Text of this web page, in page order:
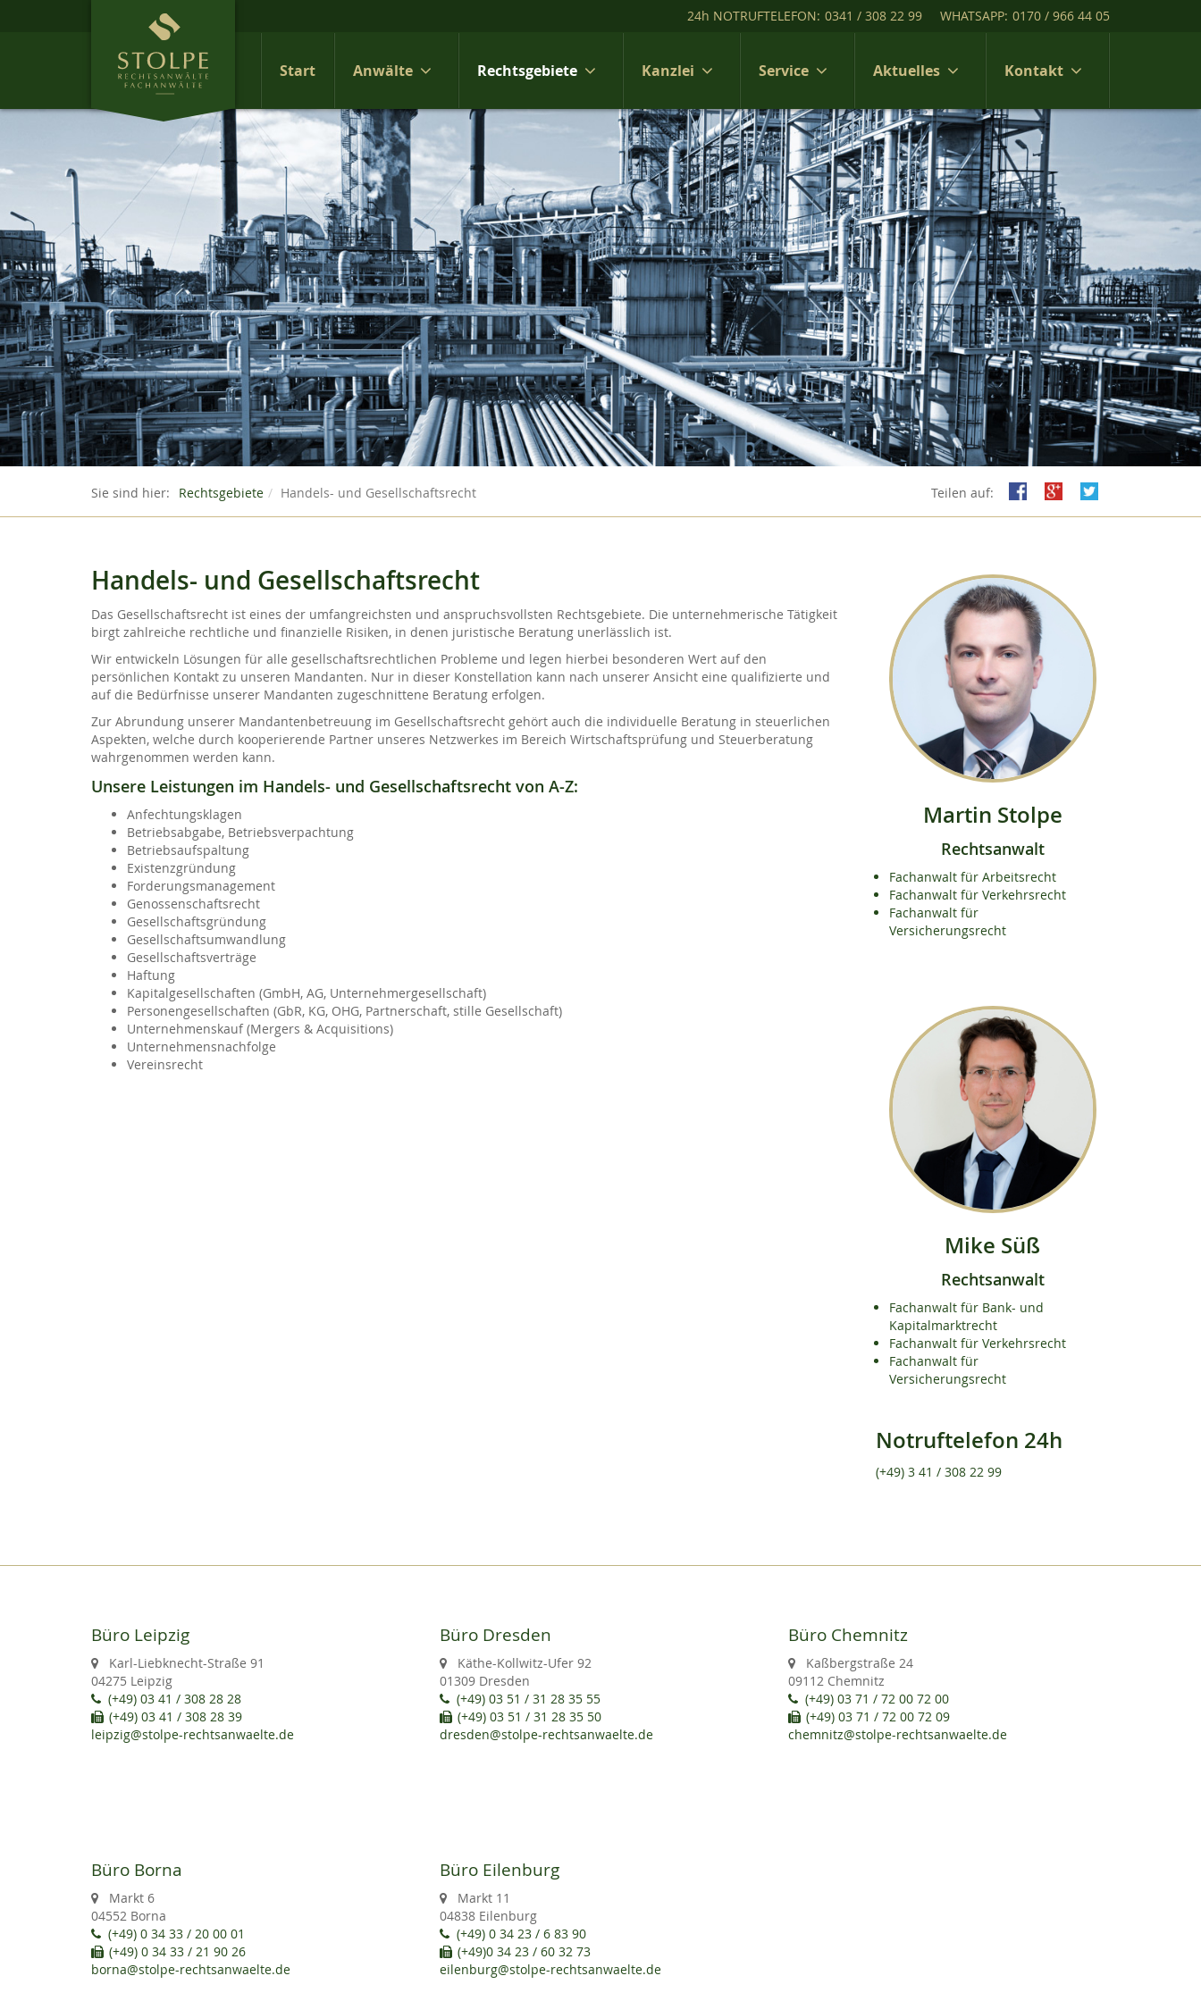
24h NOTRUFTELEFON: 0341 / 308 22 99 WHATSAPP: 0170 / 966 44 05
Start Anwälte Rechtsgebiete Kanzlei Service Aktuelles Kontakt
Sie sind hier: Rechtsgebiete Handels- und Gesellschaftsrecht Teilen auf:
Handels- und Gesellschaftsrecht
Das Gesellschaftsrecht ist eines der umfangreichsten und anspruchsvollsten Rechtsgebiete. Die unternehmerische Tätigkeit
birgt zahlreiche rechtliche und finanzielle Risiken, in denen juristische Beratung unerlässlich ist.
Wir entwickeln Lösungen für alle gesellschaftsrechtlichen Probleme und legen hierbei besonderen Wert auf den
persönlichen Kontakt zu unseren Mandanten. Nur in dieser Konstellation kann nach unserer Ansicht eine qualifizierte und
auf die Bedürfnisse unserer Mandanten zugeschnittene Beratung erfolgen.
Zur Abrundung unserer Mandantenbetreuung im Gesellschaftsrecht gehört auch die individuelle Beratung in steuerlichen
Aspekten, welche durch kooperierende Partner unseres Netzwerkes im Bereich Wirtschaftsprüfung und Steuerberatung
wahrgenommen werden kann.
Unsere Leistungen im Handels- und Gesellschaftsrecht von A-Z:
Anfechtungsklagen
Betriebsabgabe, Betriebsverpachtung
Betriebsaufspaltung
Existenzgründung
Forderungsmanagement
Genossenschaftsrecht
Gesellschaftsgründung
Gesellschaftsumwandlung
Gesellschaftsverträge
Haftung
Kapitalgesellschaften (GmbH, AG, Unternehmergesellschaft)
Personengesellschaften (GbR, KG, OHG, Partnerschaft, stille Gesellschaft)
Unternehmenskauf (Mergers & Acquisitions)
Unternehmensnachfolge
Vereinsrecht
Martin Stolpe
Rechtsanwalt
Fachanwalt für Arbeitsrecht
Fachanwalt für Verkehrsrecht
Fachanwalt für
Versicherungsrecht
Mike Süß
Rechtsanwalt
Fachanwalt für Bank- und
Kapitalmarktrecht
Fachanwalt für Verkehrsrecht
Fachanwalt für
Versicherungsrecht
Notruftelefon 24h
(+49) 3 41 / 308 22 99
Büro Leipzig
Karl-Liebknecht-Straße 91
04275 Leipzig
(+49) 03 41 / 308 28 28
(+49) 03 41 / 308 28 39
leipzig@stolpe-rechtsanwaelte.de
Büro Dresden
Käthe-Kollwitz-Ufer 92
01309 Dresden
(+49) 03 51 / 31 28 35 55
(+49) 03 51 / 31 28 35 50
dresden@stolpe-rechtsanwaelte.de
Büro Chemnitz
Kaßbergstraße 24
09112 Chemnitz
(+49) 03 71 / 72 00 72 00
(+49) 03 71 / 72 00 72 09
chemnitz@stolpe-rechtsanwaelte.de
Büro Borna
Markt 6
04552 Borna
(+49) 0 34 33 / 20 00 01
(+49) 0 34 33 / 21 90 26
borna@stolpe-rechtsanwaelte.de
Büro Eilenburg
Markt 11
04838 Eilenburg
(+49) 0 34 23 / 6 83 90
(+49)0 34 23 / 60 32 73
eilenburg@stolpe-rechtsanwaelte.de